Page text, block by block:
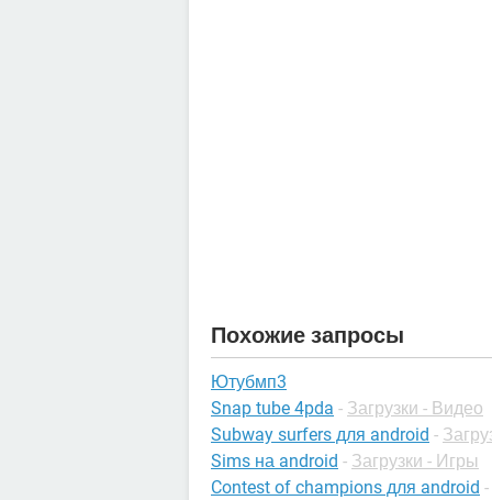
Похожие запросы
Ютубмп3
Snap tube 4pda - Загрузки - Видео
Subway surfers для android -
Sims на android - Загрузки - Игры
Contest of champions для android -